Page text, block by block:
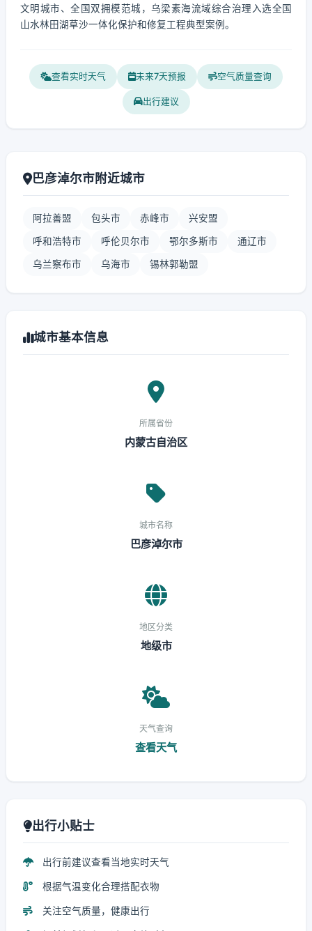
文明城市、全国双拥模范城，乌梁素海流域综合治理入选全国
山水林田湖草沙一体化保护和修复工程典型案例。
查看实时天气 未来7天预报 空气质量查询
出行建议
巴彦淖尔市附近城市
阿拉善盟 包头市 赤峰市 兴安盟
呼和浩特市 呼伦贝尔市 鄂尔多斯市 通辽市
乌兰察布市 乌海市 锡林郭勒盟
城市基本信息
所属省份
内蒙古自治区
城市名称
巴彦淖尔市
地区分类
地级市
天气查询
查看天气
出行小贴士
出行前建议查看当地实时天气
根据气温变化合理搭配衣物
关注空气质量，健康出行